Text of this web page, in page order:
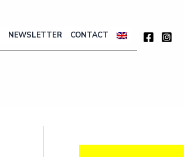
NEWSLETTER CONTACT